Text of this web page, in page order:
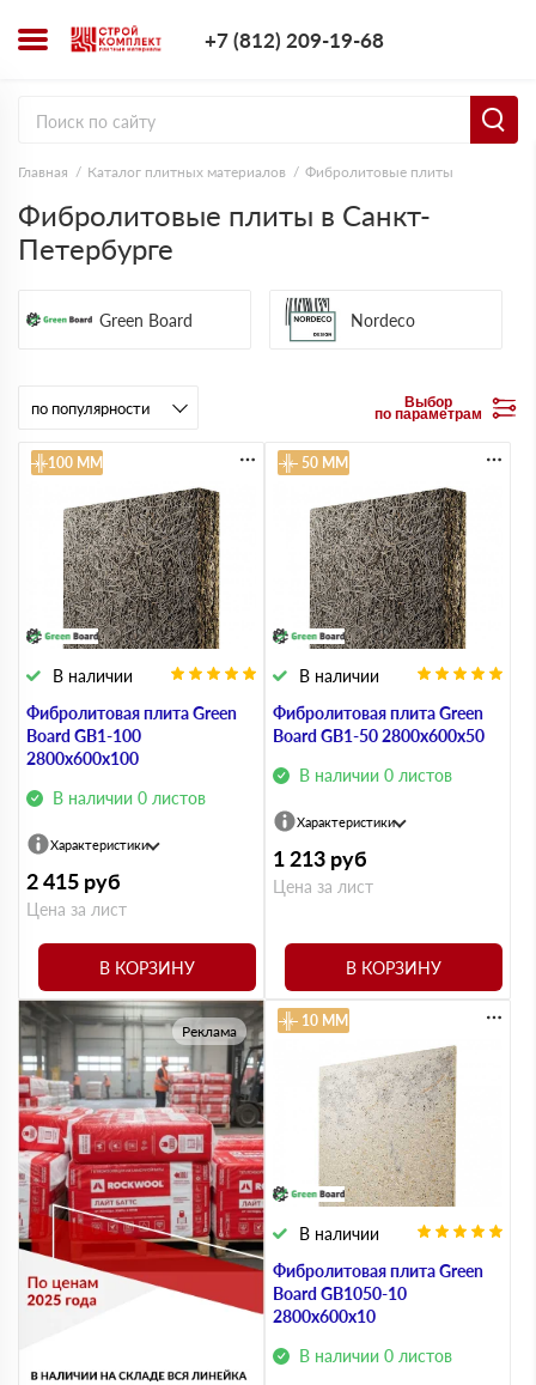
+7 (812) 209-19-68
Главная Каталог плитных материалов Фибролитовые плиты
Фибролитовые плиты в Санкт-
Петербурге
Green Board Nordeco
Выбор
по параметрам
Фибролитовая плита Green
Board GB1-100
2800х600х100
В наличии 0 листов
В наличии
100 ММ
Характеристики
2 415 руб
Цена за лист
В КОРЗИНУ
Фибролитовая плита Green
Board GB1-50 2800х600х50
В наличии 0 листов
В наличии
50 ММ
Характеристики
1 213 руб
Цена за лист
В КОРЗИНУ
Реклама
Фибролитовая плита Green
Board GB1050-10
2800х600х10
В наличии 0 листов
В наличии
10 ММ